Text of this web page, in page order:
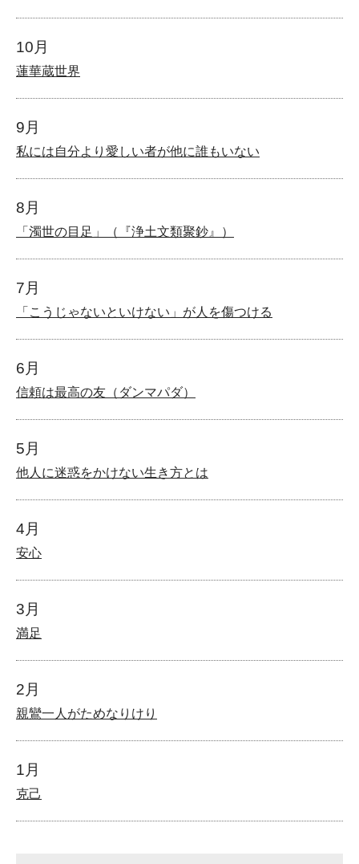
10月
蓮華蔵世界
9月
私には自分より愛しい者が他に誰もいない
8月
「濁世の目足」（『浄土文類聚鈔』）
7月
「こうじゃないといけない」が人を傷つける
6月
信頼は最高の友（ダンマパダ）
5月
他人に迷惑をかけない生き方とは
4月
安心
3月
満足
2月
親鸞一人がためなりけり
1月
克己